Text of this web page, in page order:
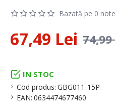
IN STOC
Cod produs: GBG011-15P
EAN: 0634474677460
Bazată pe 0
67,49 Lei